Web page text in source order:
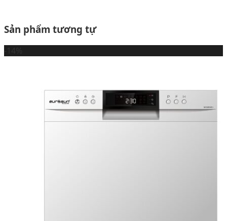
Sản phẩm tương tự